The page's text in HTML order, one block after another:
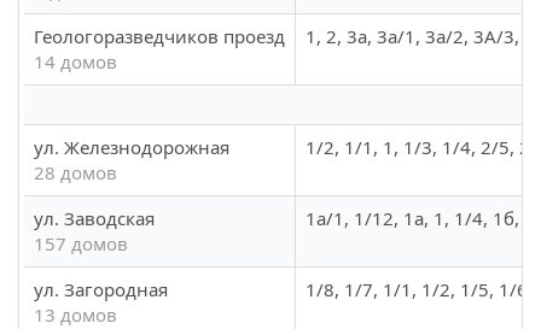
Геологоразведчиков проезд
14 домов
1, 2, 3а, 3а/1, 3а/2, 3А/3,
ул. Железнодорожная
28 домов
1/2, 1/1, 1, 1/3, 1/4, 2/5,
ул. Заводская
157 домов
1а/1, 1/12, 1а, 1, 1/4, 1б,
ул. Загородная
13 домов
1/8, 1/7, 1/1, 1/2, 1/5, 1/6,